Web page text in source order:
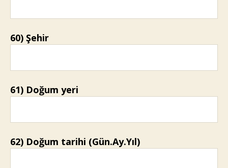
60) Şehir
61) Doğum yeri
62) Doğum tarihi (Gün.Ay.Yıl)